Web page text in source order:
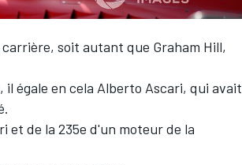
soit autant que Graham Hill,
, il égale en cela Alberto Ascari, qui avait
et de la 235e d'un moteur de la